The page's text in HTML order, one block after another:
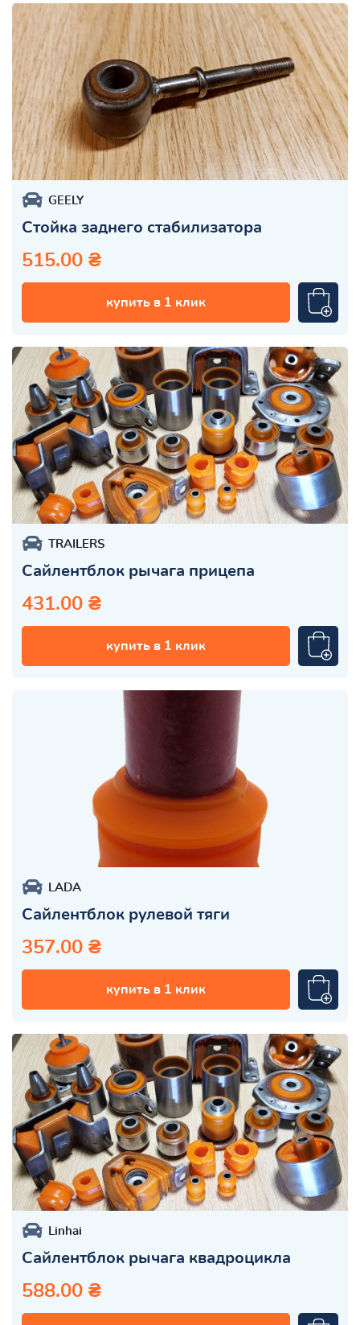
GEELY
Стойка заднего стабилизатора
515.00 ₴
купить в 1 клик
TRAILERS
Сайлентблок рычага прицепа
431.00 ₴
купить в 1 клик
LADA
Сайлентблок рулевой тяги
357.00 ₴
купить в 1 клик
Linhai
Сайлентблок рычага квадроцикла
588.00 ₴